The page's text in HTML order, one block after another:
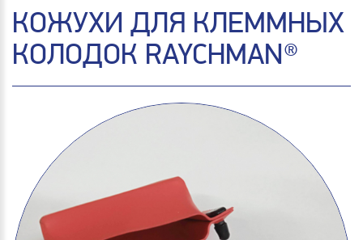
КОЖУХИ ДЛЯ КЛЕММНЫХ
КОЛОДОК RAYCHMAN®